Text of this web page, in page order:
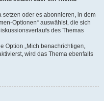
setzen oder es abonnieren, in dem
Optionen“ auswählst, die sich
des Themas
Option „Mich benachrichtigen,
wird das Thema ebenfalls